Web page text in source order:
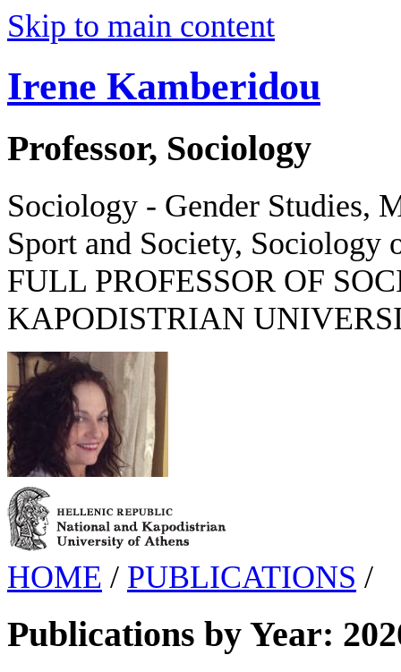
Skip to main content
Irene Kamberidou
Professor, Sociology
Sociology - Gender Studies,
Sport and Society,
FULL PROFESSOR OF
KAPODISTRIAN
HOME / PUBLICATIONS /
Publications by Year: